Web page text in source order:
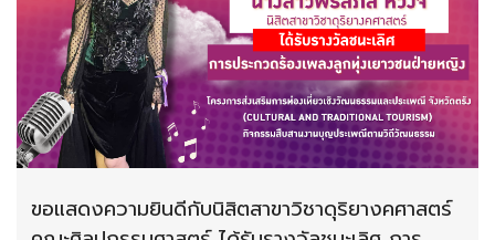
ขอแสดงความยินดีกับนิสิตสาขาวิชาดุริยางคศาสตร์